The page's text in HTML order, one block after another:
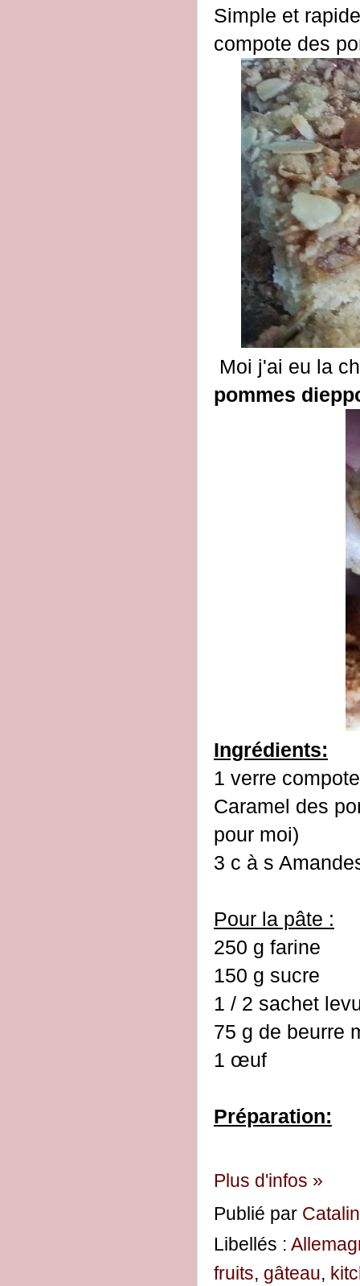
Simple et
compote des
Moi j'ai eu la
pommes
Ingrédients:
1 verre
Caramel des
pour moi)
3 c à s
Pour la pâte :
250 g farine
150 g sucre
1 / 2 sachet
75 g de beurre
1 œuf
Préparation:
Plus d'infos »
Publié par
Libellés :
fruits, gâteau,